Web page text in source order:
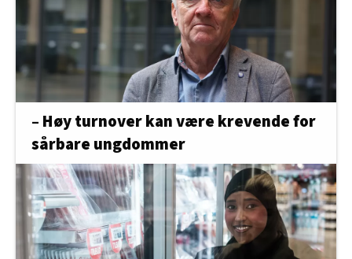
– Høy turnover kan være krevende for
sårbare ungdommer